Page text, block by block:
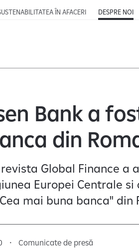
ÎN AFACERI DESPRE NOI
Bank a
din
Global Finance
Europei Centrale
mai buna banca" din
Comunicate de presă